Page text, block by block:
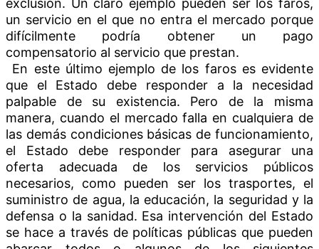
exclusión. Un claro ejemplo pueden ser los faros,
un servicio en el que no entra el mercado porque
difícilmente podría obtener un pago
compensatorio al servicio que prestan.
En este último ejemplo de los faros es evidente
que el Estado debe responder a la necesidad
palpable de su existencia. Pero de la misma
manera, cuando el mercado falla en cualquiera de
las demás condiciones básicas de funcionamiento,
el Estado debe responder para asegurar una
oferta adecuada de los servicios públicos
necesarios, como pueden ser los trasportes, el
suministro de agua, la educación, la seguridad y la
defensa o la sanidad. Esa intervención del Estado
se hace a través de políticas públicas que pueden